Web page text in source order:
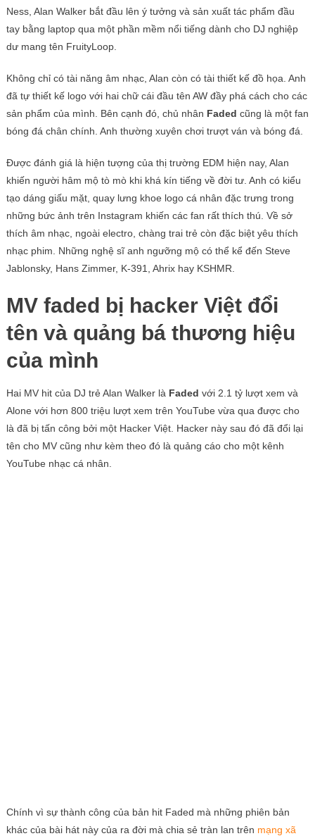
Ness, Alan Walker bắt đầu lên ý tưởng và sản xuất tác phẩm đầu
tay bằng laptop qua một phần mềm nổi tiếng dành cho DJ nghiệp
dư mang tên FruityLoop.
Không chỉ có tài năng âm nhạc, Alan còn có tài thiết kế đồ họa. Anh
đã tự thiết kế logo với hai chữ cái đầu tên AW đầy phá cách cho các
sản phẩm của mình. Bên cạnh đó, chủ nhân Faded cũng là một fan
bóng đá chân chính. Anh thường xuyên chơi trượt ván và bóng đá.
Được đánh giá là hiện tượng của thị trường EDM hiện nay, Alan
khiến người hâm mộ tò mò khi khá kín tiếng về đời tư. Anh có kiểu
tạo dáng giấu mặt, quay lưng khoe logo cá nhân đặc trưng trong
những bức ảnh trên Instagram khiến các fan rất thích thú. Về sở
thích âm nhạc, ngoài electro, chàng trai trẻ còn đặc biệt yêu thích
nhạc phim. Những nghệ sĩ anh ngưỡng mộ có thể kể đến Steve
Jablonsky, Hans Zimmer, K-391, Ahrix hay KSHMR.
MV faded bị hacker Việt đổi
tên và quảng bá thương hiệu
của mình
Hai MV hit của DJ trẻ Alan Walker là Faded với 2.1 tỷ lượt xem và
Alone với hơn 800 triệu lượt xem trên YouTube vừa qua được cho
là đã bị tấn công bởi một Hacker Việt. Hacker này sau đó đã đổi lại
tên cho MV cũng như kèm theo đó là quảng cáo cho một kênh
YouTube nhạc cá nhân.
Chính vì sự thành công của bản hit Faded mà những phiên bản
khác của bài hát này của ra đời mà chia sẻ tràn lan trên mạng xã